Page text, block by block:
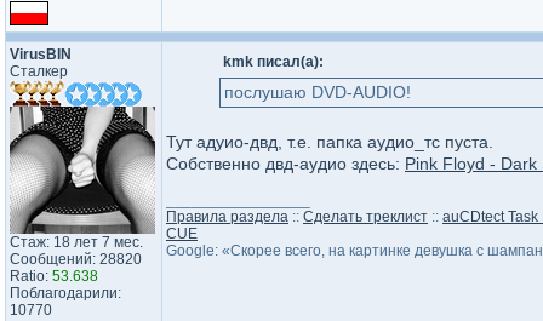
VirusBIN
Сталкер
Стаж: 18 лет 7 мес.
Сообщений: 28820
Ratio: 53.638
Поблагодарили:
10770
kmk писал(а):
послушаю DVD-AUDIO!
Тут адуио-двд, т.е. папка аудио_тс пуста.
Собственно двд-аудио здесь: Pink Floyd - Dark
Правила раздела :: Сделать треклист :: auCDtect
CUE
Google: «Скорее всего, на картинке девушка с